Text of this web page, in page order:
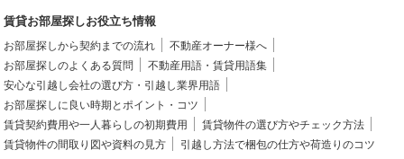
賃貸お部屋探しお役立ち情報
お部屋探しから契約までの流れ
不動産オーナー様へ
お部屋探しのよくある質問
不動産用語・賃貸用語集
安心な引越し会社の選び方・引越し業界用語
お部屋探しに良い時期とポイント・コツ
賃貸契約費用や一人暮らしの初期費用
賃貸物件の選び方やチェック方法
賃貸物件の間取り図や資料の見方
引越し方法で梱包の仕方や荷造りのコツ